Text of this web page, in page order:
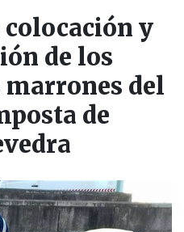
y
de los
marrones del
de